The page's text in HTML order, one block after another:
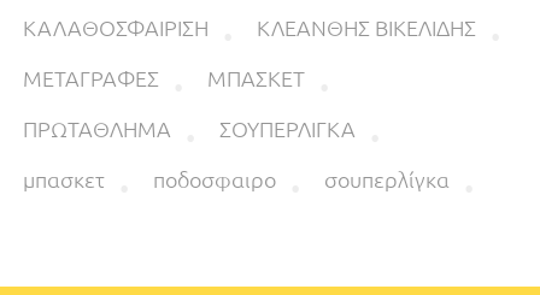
ΚΑΛΑΘΟΣΦΑΙΡΙΣΗ
ΚΛΕΑΝΘΗΣ ΒΙΚΕΛΙΔΗΣ
ΜΕΤΑΓΡΑΦΕΣ
ΜΠΑΣΚΕΤ
ΠΡΩΤΑΘΛΗΜΑ
ΣΟΥΠΕΡΛΙΓΚΑ
μπασκετ
ποδοσφαιρο σουπερλίγκα